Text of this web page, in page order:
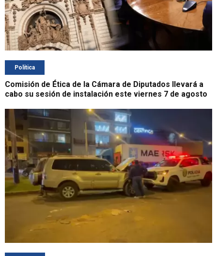
Política
Comisión de Ética de la Cámara de Diputados llevará a
cabo su sesión de instalación este viernes 7 de agosto